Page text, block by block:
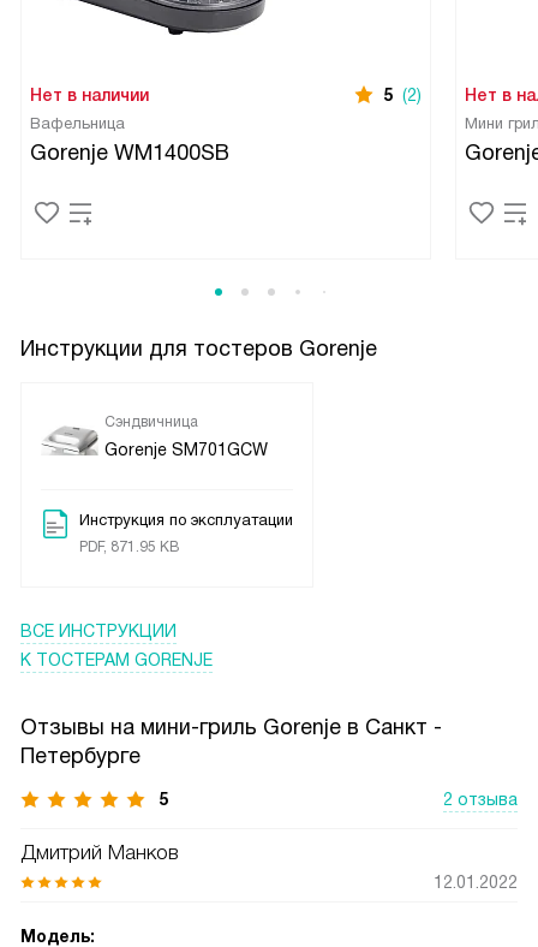
Нет в наличии 5 (2)
Вафельница
Gorenje WM1400SB
Нет в
Мини
Инструкции для тостеров Gorenje
Сэндвичница
Gorenje SM701GCW
Инструкция по эксплуатации
PDF, 871.95 KB
ВСЕ ИНСТРУКЦИИ
К ТОСТЕРАМ GORENJE
Отзывы на мини-гриль Gorenje в Санкт -
Петербурге
5 2 отзыва
Дмитрий Манков
12.01.2022
Модель: